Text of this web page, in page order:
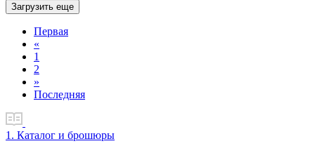
Загрузить еще
Первая
«
1
2
»
Последняя
1. Каталог и брошюры